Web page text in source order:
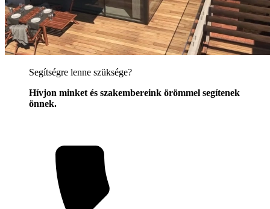
Segítségre lenne szüksége?
Hívjon minket és szakembereink örömmel segítenek
önnek.